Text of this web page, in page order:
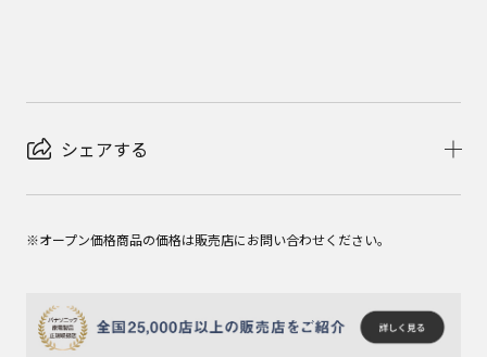
シェアする
※オープン価格商品の価格は販売店にお問い合わせください。